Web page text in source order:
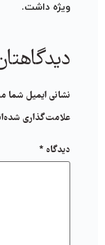
ویژه داشت.
نشانی ایمیل شما
علامت‌گذاری
دیدگاه *